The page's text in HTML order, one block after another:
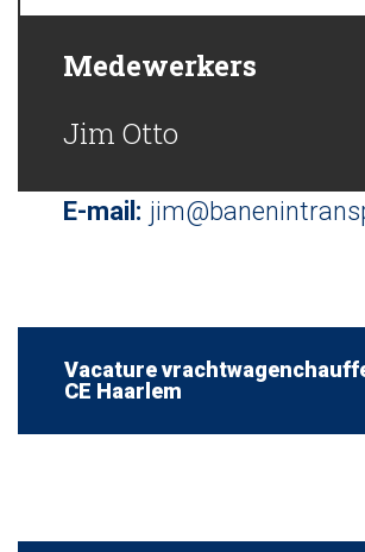
Medewerkers
Jim Otto
E-mail:
Vacature
CE Haarlem